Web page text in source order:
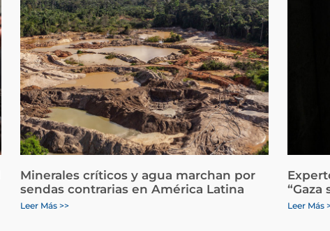
Minerales críticos y agua marchan por
sendas contrarias en América Latina
Leer Más >>
“Gaza
Leer Más